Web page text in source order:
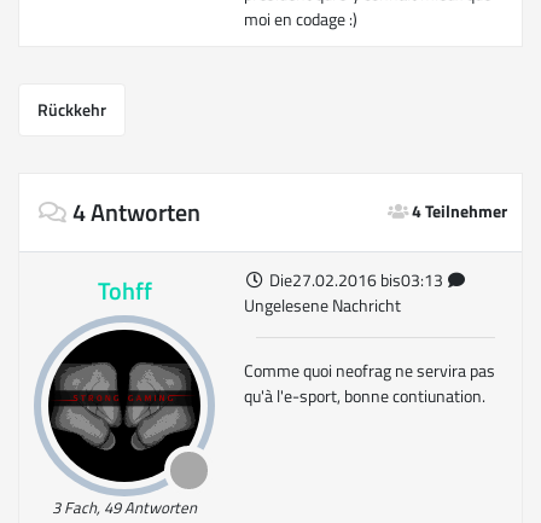
moi en codage :)
Rückkehr
4 Teilnehmer
4 Antworten
Tohff
3 Fach, 49 Antworten
Die27.02.2016 bis03:13
Ungelesene Nachricht
Comme quoi neofrag ne servira pas
qu'à l'e-sport, bonne contiunation.